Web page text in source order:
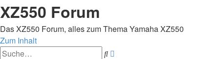
XZ550 Forum
Das XZ550 Forum, alles zum Thema Yamaha XZ550
Zum Inhalt
Suche